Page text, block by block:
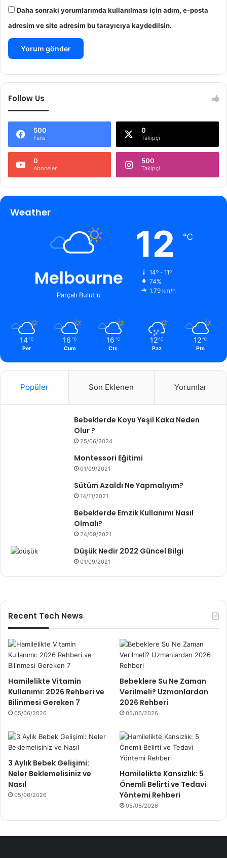
Daha sonraki yorumlarımda kullanılması için adım, e-posta
adresim ve site adresim bu tarayıcıya kaydedilsin.
Follow Us
500
Fans
0
Takipçi
0
Aboneler
500
Takipçi
Weather
Melbourne
Parçalı Bulutlu
12 ℃
14º - 11º
74%
1.79 km/h
14 ℃
Per
16 ℃
Cum
16 ℃
Cts
12 ℃
Paz
12 ℃
Pts
Popüler Son Eklenen Yorumlar
Bebeklerde Koyu Yeşil Kaka Neden
Olur ?
25/06/2024
Montessori Eğitimi
01/09/2021
Sütüm Azaldı Ne Yapmalıyım?
14/11/2021
Bebeklerde Emzik Kullanımı Nasıl
Olmalı?
24/09/2021
Düşük Nedir 2022 Güncel Bilgi
01/09/2021
Recent Tech News
Hamilelikte Vitamin
Kullanımı: 2026 Rehberi ve
Bilinmesi Gereken 7
05/06/2026
Bebeklere Su Ne Zaman
Verilmeli? Uzmanlardan
2026 Rehberi
05/06/2026
3 Aylık Bebek Gelişimi:
Neler Beklemelisiniz ve
Nasıl
05/06/2026
Hamilelikte Kansızlık: 5
Önemli Belirti ve Tedavi
Yöntemi Rehberi
05/06/2026